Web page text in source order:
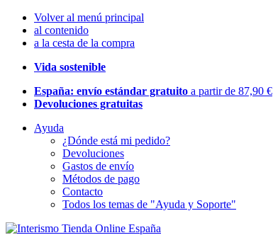
Volver al menú principal
al contenido
a la cesta de la compra
Vida sostenible
España: envío estándar gratuito a partir de 87,90 €
Devoluciones gratuitas
Ayuda
¿Dónde está mi pedido?
Devoluciones
Gastos de envío
Métodos de pago
Contacto
Todos los temas de "Ayuda y Soporte"